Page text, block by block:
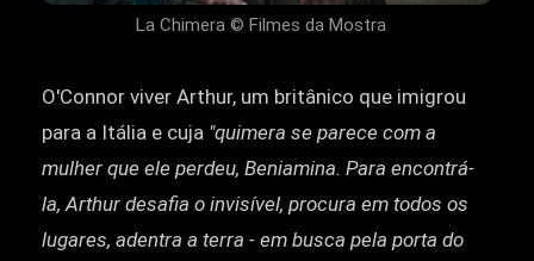
La Chimera © Filmes da Mostra
O'Connor viver Arthur, um britânico que imigrou
para a Itália e cuja "quimera se parece com a
mulher que ele perdeu, Beniamina. Para encontrá-
la, Arthur desafia o invisível, procura em todos os
lugares, adentra a terra - em busca pela porta do